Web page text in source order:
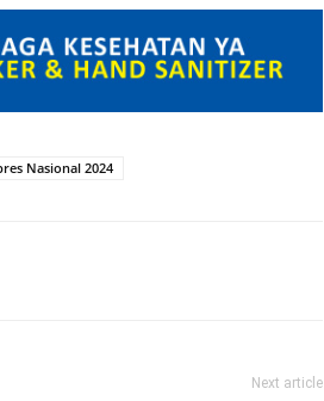
Nasional 2024
Next article